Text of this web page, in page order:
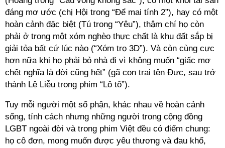
đáng mơ ước (chị Hội trong “Để mai tính 2”), hay có một
hoàn cảnh đặc biệt (Tú trong “Yêu”), thậm chí họ còn
phải ở trong một xóm nghèo thực chất là khu đất sắp bị
giải tỏa bất cứ lúc nào (“Xóm trọ 3D”). Và còn cùng cực
hơn nữa khi họ phải bỏ nhà đi vì không muốn “giấc mơ
chết nghĩa là đời cũng hết” (gã con trai tên Đực, sau trở
thành Lệ Liễu trong phim “Lô tô”).
Tuy mỗi người một số phận, khác nhau về hoàn cảnh
sống, tính cách nhưng những người trong cộng đồng
LGBT ngoài đời và trong phim Việt đều có điểm chung:
họ cô đơn, mong muốn được yêu thương và đau khổ,